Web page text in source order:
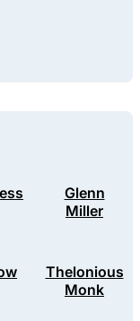
Glenn
Miller
Thelonious
Monk